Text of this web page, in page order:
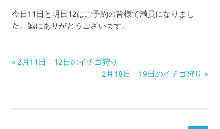
今日11日と明日12はご予約の皆様で満員になりまし
た。誠にありがとうございます。
投
稿
前
記
2月11日 12日のイチゴ狩り
次
の
2月18日 19日のイチゴ狩り